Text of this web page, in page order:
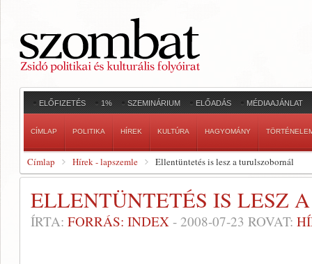
ELŐFIZETÉS 1% SZEMINÁRIUM ELŐADÁS MÉDIAAJÁNLAT
CÍMLAP POLITIKA HÍREK KULTÚRA HAGYOMÁNY
Címlap Hírek - lapszemle Ellentüntetés is lesz a turulszobornál
ELLENTÜNTETÉS IS LESZ
ÍRTA: FORRÁS: INDEX - 2008-07-23 ROVAT: